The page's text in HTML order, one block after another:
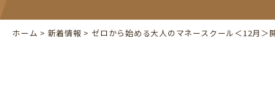
ホーム > 新着情報 > ゼロから始める大人のマネースクール＜12月＞